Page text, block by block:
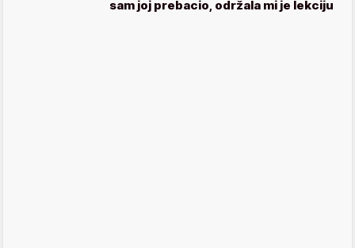
sam joj prebacio, održala mi je lekciju